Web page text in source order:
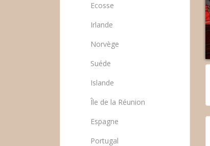
Ecosse
Irlande
Norvège
Suéde
Islande
Île de la Réunion
Espagne
Portugal